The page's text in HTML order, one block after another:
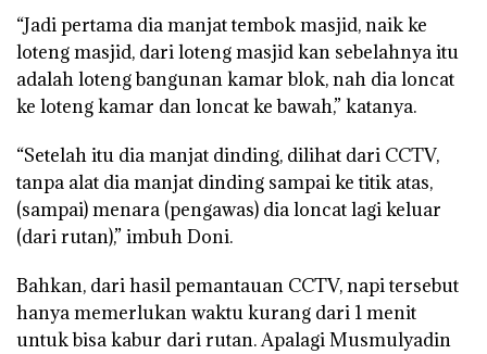
“Jadi pertama dia manjat tembok masjid, naik ke
loteng masjid, dari loteng masjid kan sebelahnya itu
adalah loteng bangunan kamar blok, nah dia loncat
ke loteng kamar dan loncat ke bawah,” katanya.
“Setelah itu dia manjat dinding, dilihat dari CCTV,
tanpa alat dia manjat dinding sampai ke titik atas,
(sampai) menara (pengawas) dia loncat lagi keluar
(dari rutan),” imbuh Doni.
Bahkan, dari hasil pemantauan CCTV, napi tersebut
hanya memerlukan waktu kurang dari 1 menit
untuk bisa kabur dari rutan. Apalagi Musmulyadin